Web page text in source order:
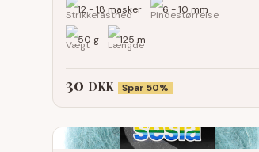
12 - 18 masker 6 - 10 mm
50 g 125 m
30 DKK Spar 50%